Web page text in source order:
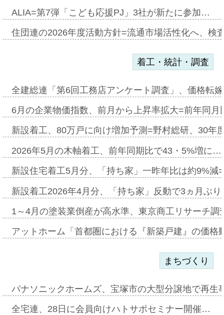
ALIA=第7弾「こども応援PJ」3社が新たに参加…
住団連の2026年度活動方針=流通市場活性化へ、検
着工・統計・調査
全建総連「第6回工務店アンケート調査」、価格転
6月の企業物価指数、前月から上昇率拡大=前年同
新設着工、80万戸に向け増加予測=野村総研、30年
2026年5月の木軸着工、前年同期比で43・5%増に…
新設住宅着工5月分、「持ち家」一昨年比は約9%
新設着工2026年4月分、「持ち家」反動で3ヵ月ぶ
1～4月の塗装業倒産が高水準、東京商工リサーチ
アットホーム「首都圏における『新築戸建』の価
まちづくり
パナソニックホームズ、宝塚市の大型分譲地で再
全宅連、28日に会員向けハトサポセミナー開催…